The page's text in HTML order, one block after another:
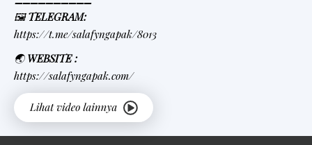
➖➖➖➖➖➖➖➖➖➖
🖼TELEGRAM:
https://t.me/salafyngapak/8013
🌏WEBSITE :
https://salafyngapak.com/